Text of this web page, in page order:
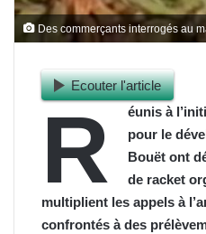
Des commerçants interrogés au
Ecouter l'article
R
éunis à
pour le
Bouët ont
de racket
multiplient les appels à
confrontés à des